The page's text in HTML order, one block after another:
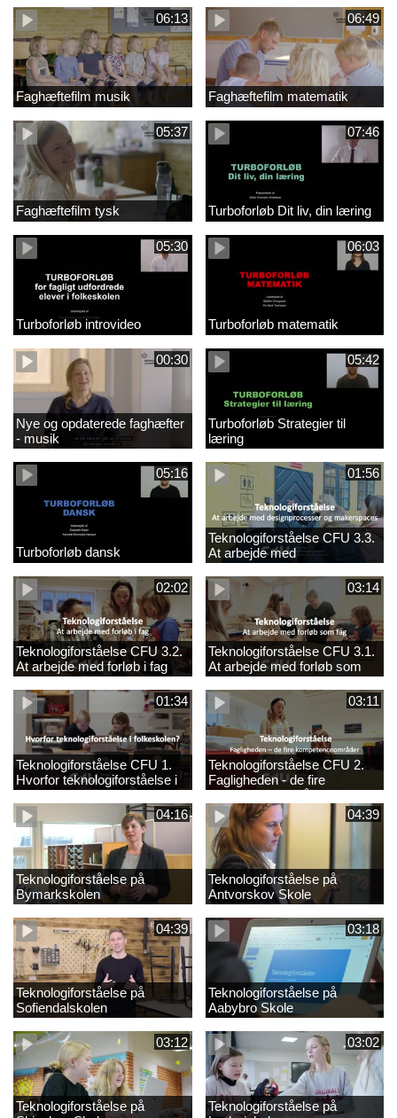
06:13
Faghæftefilm musik
06:49
Faghæftefilm matematik
05:37
Faghæftefilm tysk
07:46
Turboforløb Dit liv, din læring
05:30
Turboforløb introvideo
06:03
Turboforløb matematik
00:30
Nye og opdaterede faghæfter
- musik
05:42
Turboforløb Strategier til
læring
05:16
Turboforløb dansk
01:56
Teknologiforståelse CFU 3.3.
At arbejde med
designprocesser og
makerspaces
02:02
Teknologiforståelse CFU 3.2.
At arbejde med forløb i fag
03:14
Teknologiforståelse CFU 3.1.
At arbejde med forløb som
fag
01:34
Teknologiforståelse CFU 1.
Hvorfor teknologiforståelse i
folkeskolen?
03:11
Teknologiforståelse CFU 2.
Fagligheden - de fire
kompetenceområder
04:16
Teknologiforståelse på
Bymarkskolen
04:39
Teknologiforståelse på
Antvorskov Skole
04:39
Teknologiforståelse på
Sofiendalskolen
03:18
Teknologiforståelse på
Aabybro Skole
03:12
Teknologiforståelse på
03:02
Teknologiforståelse på